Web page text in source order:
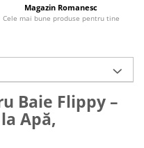
Magazin Romanesc
Cele mai bune produse pentru tine
Baie Flippy –
Apă,